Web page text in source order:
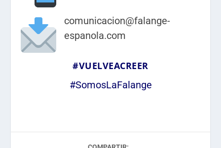
comunicacion@falange-
espanola.com
#VUELVEACREER
#SomosLaFalange